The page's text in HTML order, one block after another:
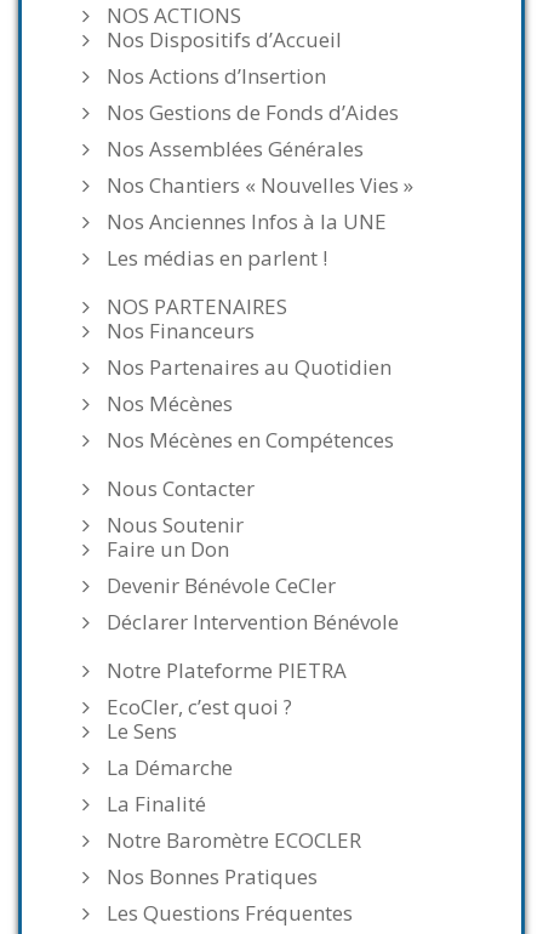
NOS ACTIONS
Nos Dispositifs d’Accueil
Nos Actions d’Insertion
Nos Gestions de Fonds d’Aides
Nos Assemblées Générales
Nos Chantiers « Nouvelles Vies »
Nos Anciennes Infos à la UNE
Les médias en parlent !
NOS PARTENAIRES
Nos Financeurs
Nos Partenaires au Quotidien
Nos Mécènes
Nos Mécènes en Compétences
Nous Contacter
Nous Soutenir
Faire un Don
Devenir Bénévole CeCler
Déclarer Intervention Bénévole
Notre Plateforme PIETRA
EcoCler, c’est quoi ?
Le Sens
La Démarche
La Finalité
Notre Baromètre ECOCLER
Nos Bonnes Pratiques
Les Questions Fréquentes